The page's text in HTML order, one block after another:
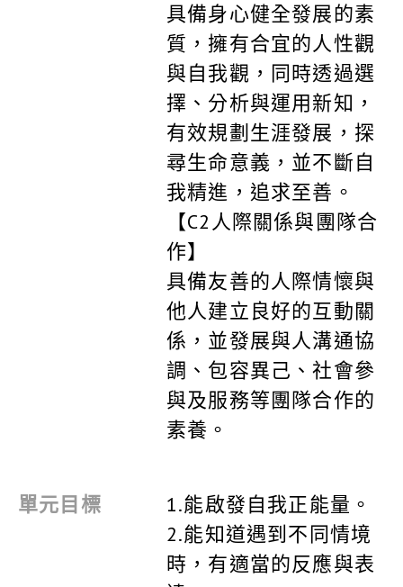
具備身心健全發展的素
質，擁有合宜的人性觀
與自我觀，同時透過選
擇、分析與運用新知，
有效規劃生涯發展，探
尋生命意義，並不斷自
我精進，追求至善。
【C2人際關係與團隊合
作】
具備友善的人際情懷與
他人建立良好的互動關
係，並發展與人溝通協
調、包容異己、社會參
與及服務等團隊合作的
素養。
單元目標
1.能啟發自我正能量。
2.能知道遇到不同情境
時，有適當的反應與表